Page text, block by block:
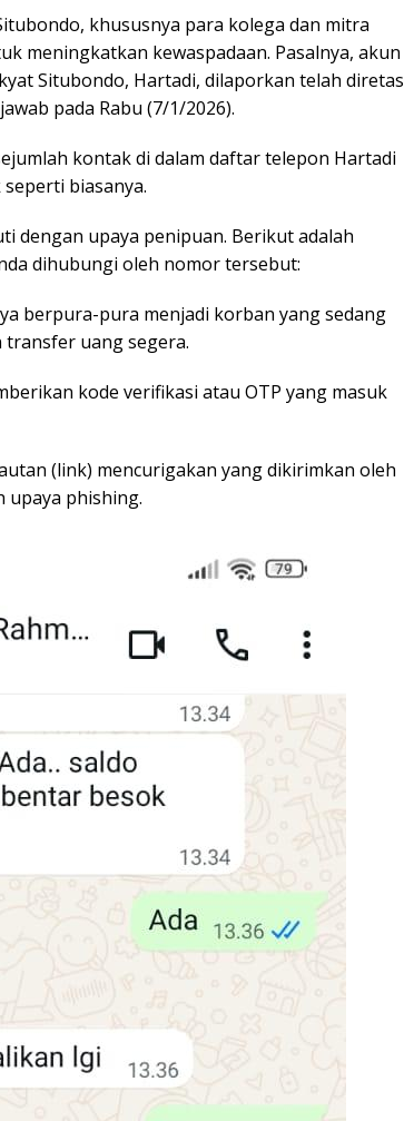
khususnya para kolega dan mitra
meningkatkan kewaspadaan. Pasalnya, akun
Situbondo, Hartadi, dilaporkan telah diretas
pada Rabu (7/1/2026).
kontak di dalam daftar telepon Hartadi
biasanya.
dengan upaya penipuan. Berikut adalah
dihubungi oleh nomor tersebut:
berpura-pura menjadi korban yang sedang
uang segera.
kode verifikasi atau OTP yang masuk
(link) mencurigakan yang dikirimkan oleh
upaya phishing.